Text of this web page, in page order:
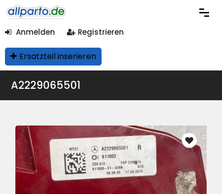
Anmelden Registrieren
Ersatzteil inserieren
A2229065501